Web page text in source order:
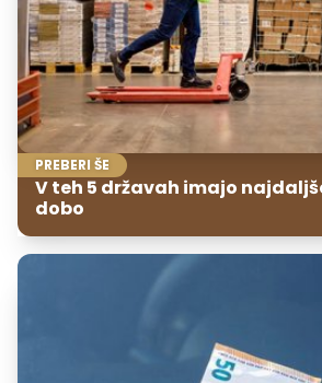
PREBERI ŠE
V teh 5 državah imajo
dobo